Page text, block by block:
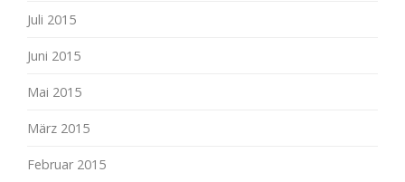
Juli 2015
Juni 2015
Mai 2015
März 2015
Februar 2015